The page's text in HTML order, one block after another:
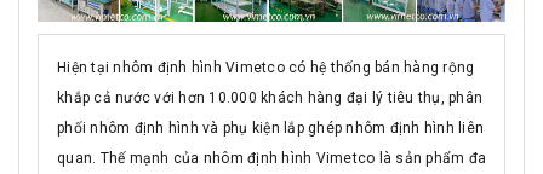
Hiện tại nhôm định hình Vimetco có hệ thống bán hàng rộng
khắp cả nước với hơn 10.000 khách hàng đại lý tiêu thụ, phân
phối nhôm định hình và phụ kiện lắp ghép nhôm định hình liên
quan. Thế mạnh của nhôm định hình Vimetco là sản phẩm đa